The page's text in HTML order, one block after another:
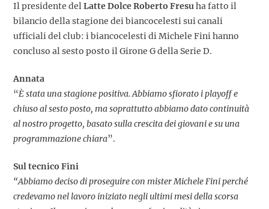
Il presidente delLatte Dolce Roberto Fresuha fatto il
bilancio della stagione dei biancocelesti sui canali
ufficiali del club: i biancocelesti di Michele Fini hanno
concluso al sesto posto il Girone G della Serie D.
Annata
“È stata una stagione positiva. Abbiamo sfiorato i playoff e
chiuso al sesto posto, ma soprattutto abbiamo dato continuità
al nostro progetto, basato sulla crescita dei giovani e su una
programmazione chiara”.
Sul tecnico Fini
“Abbiamo deciso di proseguire con mister Michele Fini perché
credevamo nel lavoro iniziato negli ultimi mesi della scorsa